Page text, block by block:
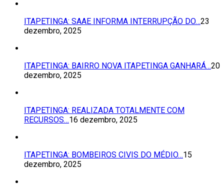
ITAPETINGA: SAAE INFORMA INTERRUPÇÃO DO…23
dezembro, 2025
ITAPETINGA: BAIRRO NOVA ITAPETINGA GANHARÁ…20
dezembro, 2025
ITAPETINGA: REALIZADA TOTALMENTE COM
RECURSOS…16 dezembro, 2025
ITAPETINGA: BOMBEIROS CIVIS DO MÉDIO…15
dezembro, 2025